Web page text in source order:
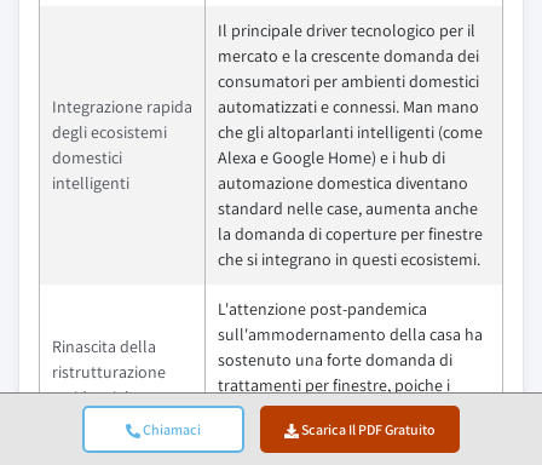
Chiamaci Scarica Il PDF Gratuito
Integrazione rapida
degli ecosistemi
domestici
intelligenti
Il principale driver tecnologico per il
mercato e la crescente domanda dei
consumatori per ambienti domestici
automatizzati e connessi. Man mano
che gli altoparlanti intelligenti (come
Alexa e Google Home) e i hub di
automazione domestica diventano
standard nelle case, aumenta anche
la domanda di coperture per finestre
che si integrano in questi ecosistemi.
Rinascita della
ristrutturazione
residenziale e
dell'urbanizzazione
L'attenzione post-pandemica
sull'ammodernamento della casa ha
sostenuto una forte domanda di
trattamenti per finestre, poiche i
consumatori continuano a investire
nel miglioramento dei propri spazi